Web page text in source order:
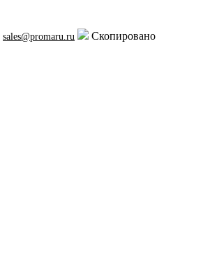
sales@promaru.ru
Скопировано